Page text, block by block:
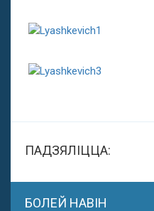
ПАДЗЯЛІЦЦА:
БОЛЕЙ НАВІН